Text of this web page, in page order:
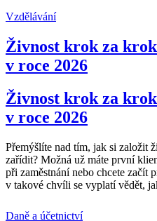
Vzdělávání
Živnost krok za
v roce 2026
Živnost krok za
v roce 2026
Přemýšlíte nad tím, jak si založit
zařídit? Možná už máte první
při zaměstnání nebo chcete začít
v takové chvíli se vyplatí vědět,
Daně a účetnictví